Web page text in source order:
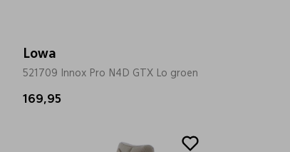
Lowa
521709 Innox Pro N4D GTX Lo groen
169,95